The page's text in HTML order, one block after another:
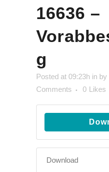
16636 –
g
Posted at 09:23h in by
Comments
0 Likes
Download